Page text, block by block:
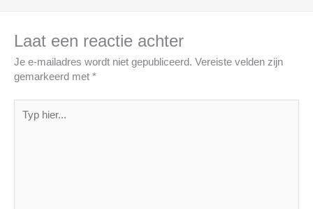
Laat een reactie achter
Je e-mailadres wordt niet gepubliceerd. Vereiste velden zijn
gemarkeerd met *
hier...